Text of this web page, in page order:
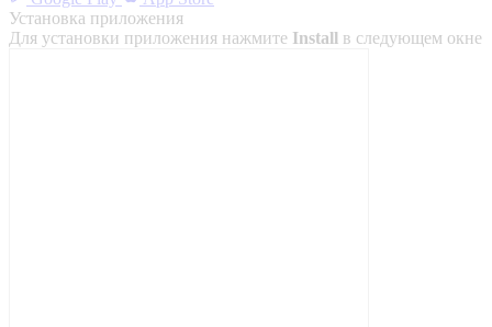
Установка приложения
Для установки приложения нажмите Install в следующем окне